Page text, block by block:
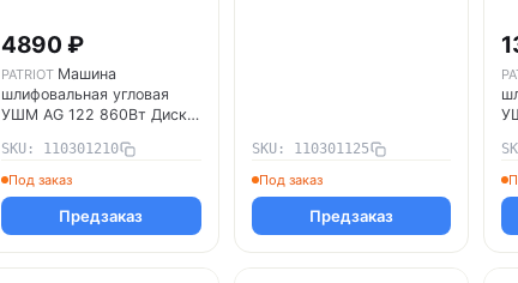
4890 ₽
PATRIOT Машина
шлифовальная угловая
УШМ AG 122 860Вт Диск
PATRIOT 110301210
SKU: 110301210
Под заказ
Предзаказ
SKU: 110301125
Под заказ
Предзаказ